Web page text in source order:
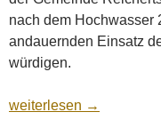
nach dem Hochwasser
andauernden Einsatz
würdigen.
Spende des
weiterlesen →